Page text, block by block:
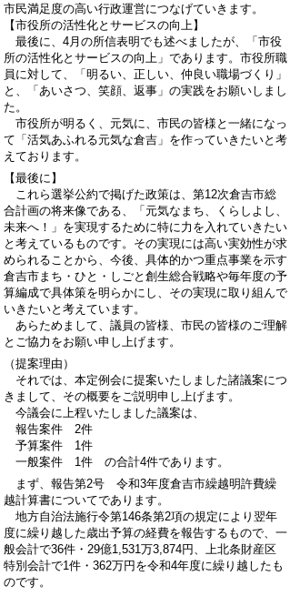
市民満足度の高い行政運営につなげていきます。
【市役所の活性化とサービスの向上】
最後に、4月の所信表明でも述べましたが、「市役
所の活性化とサービスの向上」であります。市役所職
員に対して、「明るい、正しい、仲良い職場づくり」
と、「あいさつ、笑顔、返事」の実践をお願いしまし
た。
市役所が明るく、元気に、市民の皆様と一緒になっ
て「活気あふれる元気な倉吉」を作っていきたいと考
えております。
【最後に】
これら選挙公約で掲げた政策は、第12次倉吉市総
合計画の将来像である、「元気なまち、くらしよし、
未来へ！」を実現するために特に力を入れていきたい
と考えているものです。その実現には高い実効性が求
められることから、今後、具体的かつ重点事業を示す
倉吉市まち・ひと・しごと創生総合戦略や毎年度の予
算編成で具体策を明らかにし、その実現に取り組んで
いきたいと考えています。
あらためまして、議員の皆様、市民の皆様のご理解
とご協力をお願い申し上げます。
（提案理由）
それでは、本定例会に提案いたしました諸議案につ
きまして、その概要をご説明申し上げます。
今議会に上程いたしました議案は、
報告案件 2件
予算案件 1件
一般案件 1件 の合計4件であります。
まず、報告第2号 令和3年度倉吉市繰越明許費繰
越計算書についてであります。
地方自治法施行令第146条第2項の規定により翌年
度に繰り越した歳出予算の経費を報告するもので、一
般会計で36件・29億1,531万3,874円、上北条財産区
特別会計で1件・362万円を令和4年度に繰り越したも
のです。